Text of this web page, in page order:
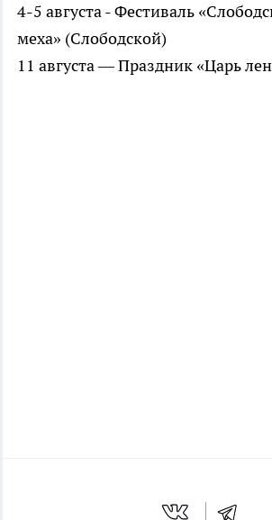
4-5 августа - Фестиваль
меха» (Слободской)
11 августа — Праздник «Царь